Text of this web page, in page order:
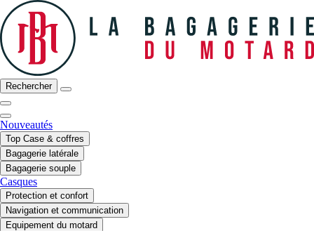
Rechercher
Nouveautés
Top Case & coffres
Bagagerie latérale
Bagagerie souple
Casques
Protection et confort
Navigation et communication
Equipement du motard